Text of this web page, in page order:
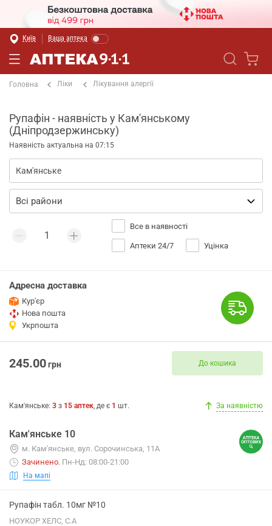
Київ Ваша аптека
Головна Ліки Лікування алергії
Рупафін - наявність у Кам'янському
(Дніпродзержинську)
Наявність актуальна на 07:15
Все в наявності
Аптеки 24/7 Уцінка
Адресна доставка
Кур'єр
Нова пошта
Укрпошта
245.00грн До кошика
Кам'янське: 3 з 15 аптек, де є 1 шт. За наявністю
Кам'янське 10
м. Кам'янське, вул. Сорочинська, 11А
Зачинено. Пн-Нд: 08:00-21:00
На мапі
Рупафін табл. 10мг №10
НОУКОР ХЕЛС, С.А